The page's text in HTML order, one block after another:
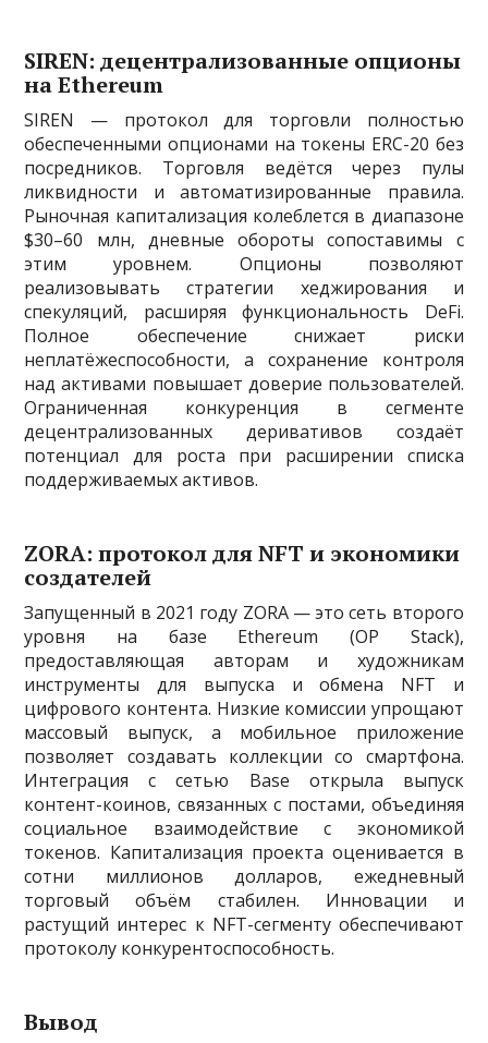
SIREN: децентрализованные опционы
на Ethereum
SIREN — протокол для торговли полностью
обеспеченными опционами на токены ERC-20 без
посредников. Торговля ведётся через пулы
ликвидности и автоматизированные правила.
Рыночная капитализация колеблется в диапазоне
$30–60 млн, дневные обороты сопоставимы с
этим уровнем. Опционы позволяют
реализовывать стратегии хеджирования и
спекуляций, расширяя функциональность DeFi.
Полное обеспечение снижает риски
неплатёжеспособности, а сохранение контроля
над активами повышает доверие пользователей.
Ограниченная конкуренция в сегменте
децентрализованных деривативов создаёт
потенциал для роста при расширении списка
поддерживаемых активов.
ZORA: протокол для NFT и экономики
создателей
Запущенный в 2021 году ZORA — это сеть второго
уровня на базе Ethereum (OP Stack),
предоставляющая авторам и художникам
инструменты для выпуска и обмена NFT и
цифрового контента. Низкие комиссии упрощают
массовый выпуск, а мобильное приложение
позволяет создавать коллекции со смартфона.
Интеграция с сетью Base открыла выпуск
контент-коинов, связанных с постами, объединяя
социальное взаимодействие с экономикой
токенов. Капитализация проекта оценивается в
сотни миллионов долларов, ежедневный
торговый объём стабилен. Инновации и
растущий интерес к NFT-сегменту обеспечивают
протоколу конкурентоспособность.
Вывод